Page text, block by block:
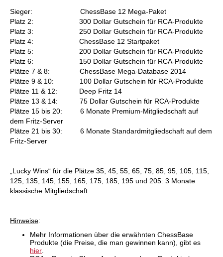
Sieger: ChessBase 12 Mega-Paket
Platz 2: 300 Dollar Gutschein für RCA-Produkte
Platz 3: 250 Dollar Gutschein für RCA-Produkte
Platz 4: ChessBase 12 Startpaket
Platz 5: 200 Dollar Gutschein für RCA-Produkte
Platz 6: 150 Dollar Gutschein für RCA-Produkte
Plätze 7 & 8: ChessBase Mega-Database 2014
Plätze 9 & 10: 100 Dollar Gutschein für RCA-Produkte
Plätze 11 & 12: Deep Fritz 14
Plätze 13 & 14: 75 Dollar Gutschein für RCA-Produkte
Plätze 15 bis 20: 6 Monate Premium-Mitgliedschaft auf
dem Fritz-Server
Plätze 21 bis 30: 6 Monate Standardmitgliedschaft auf dem
Fritz-Server
„Lucky Wins“ für die Plätze 35, 45, 55, 65, 75, 85, 95, 105, 115,
125, 135, 145, 155, 165, 175, 185, 195 und 205: 3 Monate
klassische Mitgliedschaft.
Hinweise:
Mehr Informationen über die erwähnten ChessBase
Produkte (die Preise, die man gewinnen kann), gibt es
hier